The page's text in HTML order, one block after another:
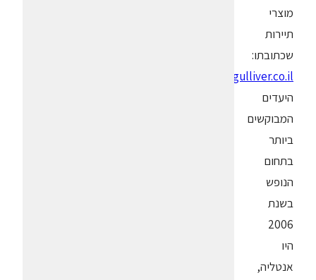
מוצרי
תיירות
שכתובתו:
www.gulliver.co.il
היעדים
המבוקשים
ביותר
בתחום
הנופש
בשנת
2006
היו
אנטליה,